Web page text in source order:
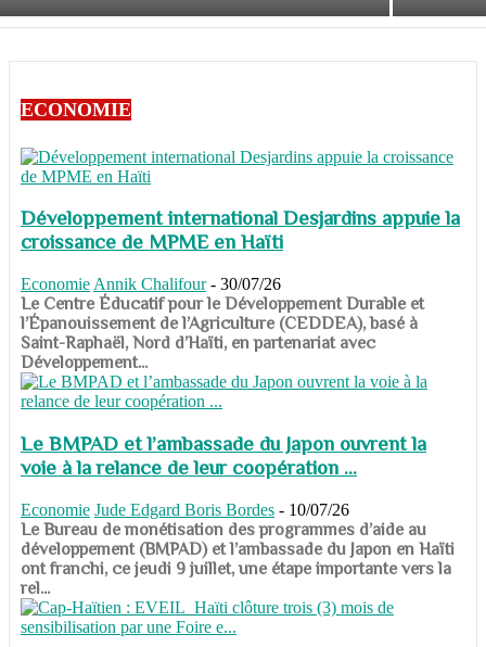
ECONOMIE
Développement international Desjardins appuie la
croissance de MPME en Haïti
Economie Annik Chalifour - 30/07/26
​​​​​​​Le Centre Éducatif pour le Développement Durable et
l’Épanouissement de l’Agriculture (CEDDEA), basé à
Saint-Raphaël, Nord d’Haïti, en partenariat avec
Développement...
Le BMPAD et l’ambassade du Japon ouvrent la
voie à la relance de leur coopération ...
Economie Jude Edgard Boris Bordes - 10/07/26
​​​​​​​Le Bureau de monétisation des programmes d’aide au
développement (BMPAD) et l’ambassade du Japon en Haïti
ont franchi, ce jeudi 9 juillet, une étape importante vers la
rel...